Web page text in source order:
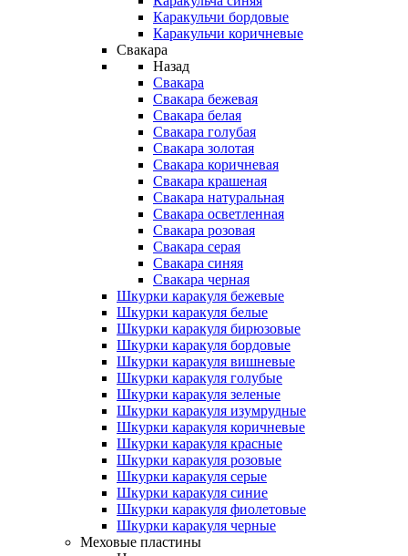
Каракульчи бордовые
Каракульчи коричневые
Свакара
Назад
Свакара
Свакара бежевая
Свакара белая
Свакара голубая
Свакара золотая
Свакара коричневая
Свакара крашеная
Свакара натуральная
Свакара осветленная
Свакара розовая
Свакара серая
Свакара синяя
Свакара черная
Шкурки каракуля бежевые
Шкурки каракуля белые
Шкурки каракуля бирюзовые
Шкурки каракуля бордовые
Шкурки каракуля вишневые
Шкурки каракуля голубые
Шкурки каракуля зеленые
Шкурки каракуля изумрудные
Шкурки каракуля коричневые
Шкурки каракуля красные
Шкурки каракуля розовые
Шкурки каракуля серые
Шкурки каракуля синие
Шкурки каракуля фиолетовые
Шкурки каракуля черные
Меховые пластины